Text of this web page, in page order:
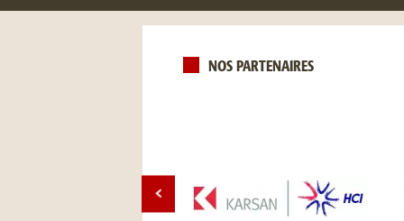
NOS PARTENAIRES